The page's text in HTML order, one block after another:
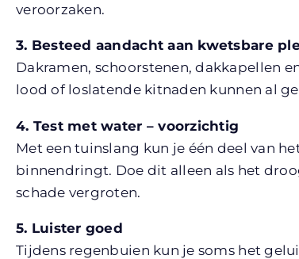
veroorzaken.
3. Besteed aandacht aan kwetsbare
Dakramen, schoorstenen, dakkapellen
lood of loslatende kitnaden kunnen al
4. Test met water – voorzichtig
Met een tuinslang kun je één deel van
binnendringt. Doe dit alleen als het
schade vergroten.
5. Luister goed
Tijdens regenbuien kun je soms het